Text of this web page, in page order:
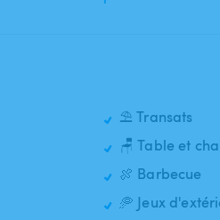
⛱️ Transats
🪑 Table et
🍖 Barbecue
🥏 Jeux